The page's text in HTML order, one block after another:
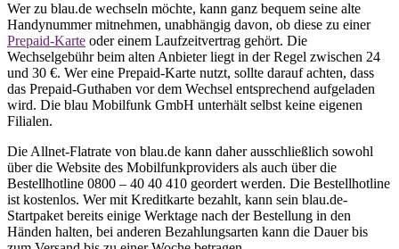
Wer zu blau.de wechseln möchte, kann ganz bequem seine alte
Handynummer mitnehmen, unabhängig davon, ob diese zu einer
Prepaid-Karte oder einem Laufzeitvertrag gehört. Die
Wechselgebühr beim alten Anbieter liegt in der Regel zwischen 24
und 30 €. Wer eine Prepaid-Karte nutzt, sollte darauf achten, dass
das Prepaid-Guthaben vor dem Wechsel entsprechend aufgeladen
wird. Die blau Mobilfunk GmbH unterhält selbst keine eigenen
Filialen.
Die Allnet-Flatrate von blau.de kann daher ausschließlich sowohl
über die Website des Mobilfunkproviders als auch über die
Bestellhotline 0800 – 40 40 410 geordert werden. Die Bestellhotline
ist kostenlos. Wer mit Kreditkarte bezahlt, kann sein blau.de-
Startpaket bereits einige Werktage nach der Bestellung in den
Händen halten, bei anderen Bezahlungsarten kann die Dauer bis